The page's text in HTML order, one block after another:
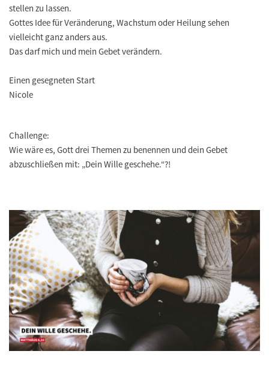
stellen zu lassen.
Gottes Idee für Veränderung, Wachstum oder Heilung sehen
vielleicht ganz anders aus.
Das darf mich und mein Gebet verändern.
Einen gesegneten Start
Nicole
Challenge:
Wie wäre es, Gott drei Themen zu benennen und dein Gebet
abzuschließen mit: „Dein Wille geschehe.“?!